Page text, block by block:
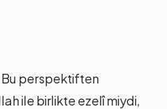
Bu perspektiften
ile birlikte ezelî miydi,